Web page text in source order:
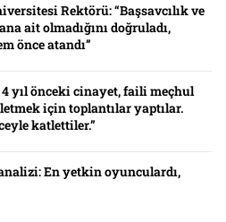
Rektörü: “Başsavcılık ve
ait olmadığını doğruladı,
önce atandı”
4 yıl önceki cinayet, faili meçhul
için toplantılar yaptılar.
katlettiler.”
En yetkin oyunculardı,